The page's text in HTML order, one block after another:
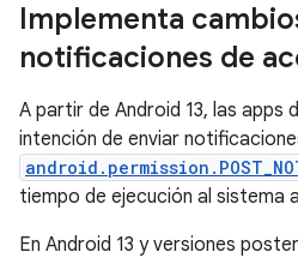
Implementa
notificaciones de
A partir de Android 13, las apps
intención de enviar
tiempo de ejecución al sistema
En Android 13 y versiones